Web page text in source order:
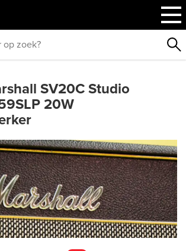
SV20C Studio
20W